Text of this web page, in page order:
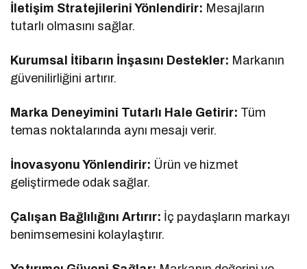
İletişim Stratejilerini Yönlendirir: Mesajların
tutarlı olmasını sağlar.
Kurumsal İtibarın İnşasını Destekler: Markanın
güvenilirliğini artırır.
Marka Deneyimini Tutarlı Hale Getirir: Tüm
temas noktalarında aynı mesajı verir.
İnovasyonu Yönlendirir: Ürün ve hizmet
geliştirmede odak sağlar.
Çalışan Bağlılığını Artırır: İç paydaşların markayı
benimsemesini kolaylaştırır.